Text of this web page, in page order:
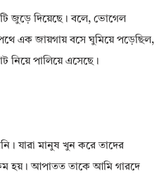
জুড়ে দিয়েছে। বলে, ভোগেল
পথে এক জায়গায় বসে ঘুমিয়ে পড়েছিল,
নিয়ে পালিয়ে এসেছে।
যারা মানুষ খুন করে তাদের
হয়। আপাতত তাকে আমি গারদে